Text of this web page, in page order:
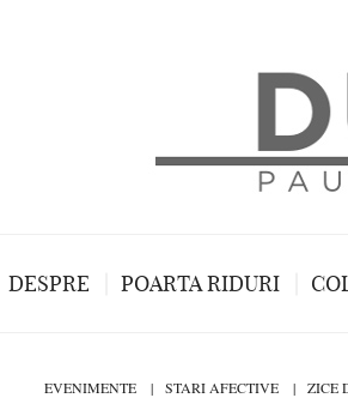
DESPRE POARTA RIDURI
EVENIMENTE STARI AFECTIVE ZICE